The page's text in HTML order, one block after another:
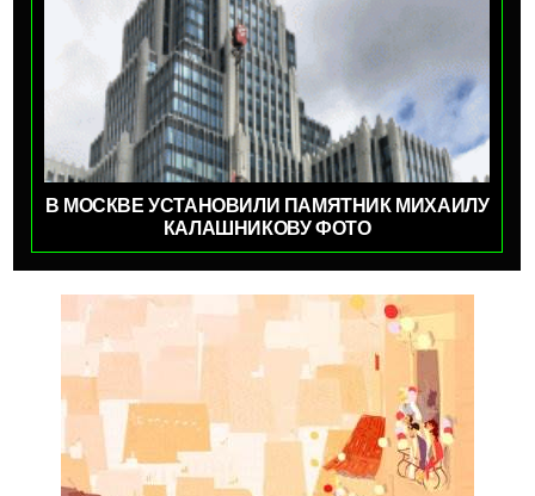
В МОСКВЕ УСТАНОВИЛИ ПАМЯТНИК МИХАИЛУ
КАЛАШНИКОВУ ФОТО